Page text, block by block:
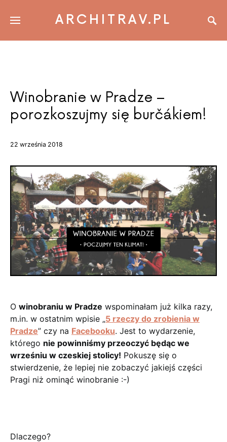
ARCHITRAV.PL
Winobranie w Pradze –
porozkoszujmy się burčákiem!
22 września 2018
O winobraniu w Pradze wspominałam już kilka razy,
m.in. w ostatnim wpisie „5 rzeczy do zrobienia w
Pradze” czy na Facebooku. Jest to wydarzenie,
którego nie powinniśmy przeoczyć będąc we
wrześniu w czeskiej stolicy! Pokuszę się o
stwierdzenie, że lepiej nie zobaczyć jakiejś części
Pragi niż ominąć winobranie :-)
Dlaczego?